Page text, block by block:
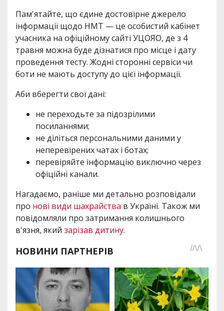
Пам'ятайте, що єдине достовірне джерело
інформації щодо НМТ — це особистий кабінет
учасника на офіційному сайті УЦОЯО, де з 4
травня можна буде дізнатися про місце і дату
проведення тесту. Жодні сторонні сервіси чи
боти не мають доступу до цієї інформації.
Аби вберегти свої дані:
не переходьте за підозрілими
посиланнями;
не діліться персональними даними у
неперевірених чатах і ботах;
перевіряйте інформацію виключно через
офіційні канали.
Нагадаємо, раніше ми детально розповідали
про нові види шахрайства в Україні. Також ми
повідомляли про затримання колишнього
в'язня, який зарізав дитину.